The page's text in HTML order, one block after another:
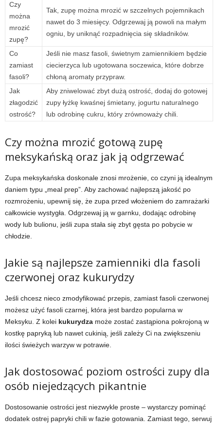
Czy
można
mrozić
zupę?
Tak, zupę można mrozić w szczelnych pojemnikach
nawet do 3 miesięcy. Odgrzewaj ją powoli na małym
ogniu, by uniknąć rozpadnięcia się składników.
Co
zamiast
fasoli?
Jeśli nie masz fasoli, świetnym zamiennikiem będzie
ciecierzyca lub ugotowana soczewica, które dobrze
chłoną aromaty przypraw.
Jak
złagodzić
ostrość?
Aby zniwelować zbyt dużą ostrość, dodaj do gotowej
zupy łyżkę kwaśnej śmietany, jogurtu naturalnego
lub odrobinę cukru, który zrównoważy chili.
Czy można mrozić gotową zupę
meksykańską oraz jak ją odgrzewać
Zupa meksykańska doskonale znosi mrożenie, co czyni ją idealnym
daniem typu „meal prep”. Aby zachować najlepszą jakość po
rozmrożeniu, upewnij się, że zupa przed włożeniem do zamrażarki
całkowicie wystygła. Odgrzewaj ją w garnku, dodając odrobinę
wody lub bulionu, jeśli zupa stała się zbyt gęsta po pobycie w
chłodzie.
Jakie są najlepsze zamienniki dla fasoli
czerwonej oraz kukurydzy
Jeśli chcesz nieco zmodyfikować przepis, zamiast fasoli czerwonej
możesz użyć fasoli czarnej, która jest bardzo popularna w
Meksyku. Z kolei kukurydza może zostać zastąpiona pokrojoną w
kostkę papryką lub nawet cukinią, jeśli zależy Ci na zwiększeniu
ilości świeżych warzyw w potrawie.
Jak dostosować poziom ostrości zupy dla
osób niejedzących pikantnie
Dostosowanie ostrości jest niezwykle proste – wystarczy pominąć
dodatek ostrej papryki chili w fazie gotowania. Zamiast tego, serwuj